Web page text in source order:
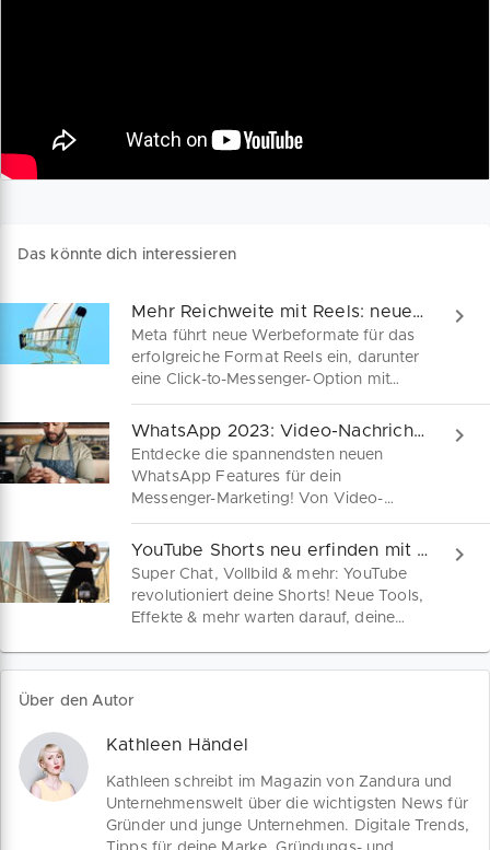
Das könnte dich interessieren
Mehr Reichweite mit Reels: neue Funktionen erklärt
Meta führt neue Werbeformate für das
erfolgreiche Format Reels ein, darunter
eine Click-to-Messenger-Option mit
WhatsApp-Integration sowie die
Möglichkeit für Werbetreibende, Fotos
und Videos in Anzeigen umzuwandeln.
Was kleine Marken wissen müssen.
WhatsApp 2023: Video-Nachrichten & Chat-Geheimnisse
Entdecke die spannendsten neuen
WhatsApp Features für dein
Messenger-Marketing! Von Video-
Sofortnachrichten bis zum Chat Lock –
Erweitere deine Marketing-Strategie und
verbinde dich noch intensiver mit
deinem Netzwerk.
YouTube Shorts neu erfinden mit diesen aktuellen Tools
Super Chat, Vollbild & mehr: YouTube
revolutioniert deine Shorts! Neue Tools,
Effekte & mehr warten darauf, deine
Über den Autor
Kathleen Händel
Kathleen schreibt im Magazin von Zandura und
Unternehmenswelt über die wichtigsten News für
Gründer und junge Unternehmen. Digitale Trends,